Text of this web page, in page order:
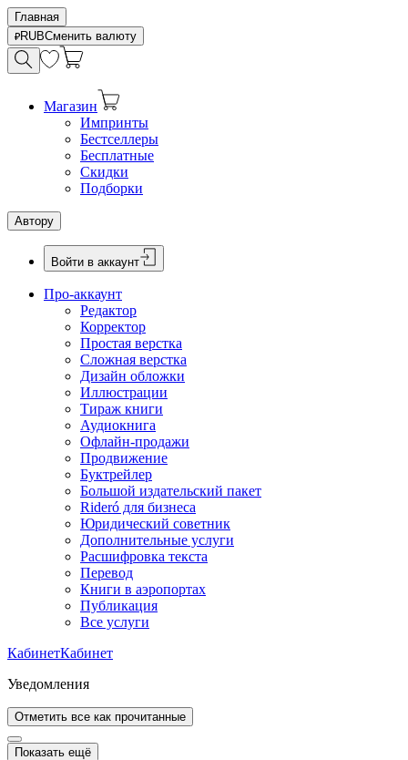
Главная
RUBСменить валюту
Магазин
Импринты
Бестселлеры
Бесплатные
Скидки
Подборки
Автору
Войти в аккаунт
Про-аккаунт
Редактор
Корректор
Простая верстка
Сложная верстка
Дизайн обложки
Иллюстрации
Тираж книги
Аудиокнига
Офлайн-продажи
Продвижение
Буктрейлер
Большой издательский пакет
Rideró для бизнеса
Юридический советник
Дополнительные услуги
Расшифровка текста
Перевод
Книги в аэропортах
Публикация
Все услуги
КабинетКабинет
Уведомления
Отметить все как прочитанные
Показать ещё